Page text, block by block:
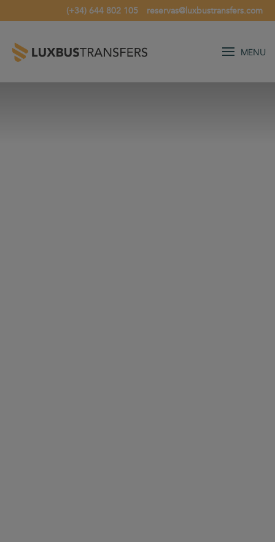
(+34) 644 802 105 reservas@luxbustransfers.com
MENU